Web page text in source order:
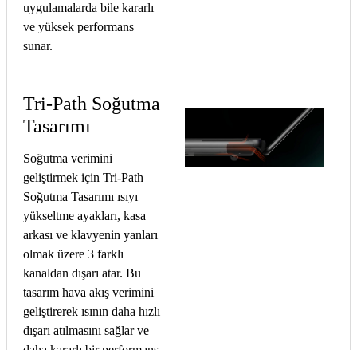
uygulamalarda bile kararlı
ve yüksek performans
sunar.
Tri-Path Soğutma
Tasarımı
Soğutma verimini
geliştirmek için Tri-Path
Soğutma Tasarımı ısıyı
yükseltme ayakları, kasa
arkası ve klavyenin yanları
olmak üzere 3 farklı
kanaldan dışarı atar. Bu
tasarım hava akış verimini
geliştirerek ısının daha hızlı
dışarı atılmasını sağlar ve